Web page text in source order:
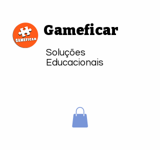
Gameficar
Soluções
Educacionais